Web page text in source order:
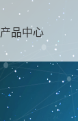
产品中心